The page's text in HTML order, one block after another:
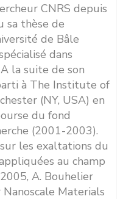
CNRS depuis
sa thèse de
de Bâle
dans
la suite de son
à The Institute of
(NY, USA) en
du fond
(2001-2003).
les exaltations du
au champ
A. Bouhelier
Materials